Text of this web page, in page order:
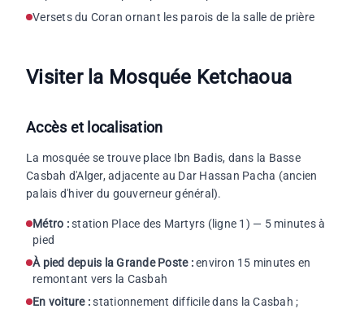
Versets du Coran ornant les parois de la salle de prière
Visiter la Mosquée Ketchaoua
Accès et localisation
La mosquée se trouve place Ibn Badis, dans la Basse
Casbah d'Alger, adjacente au Dar Hassan Pacha (ancien
palais d'hiver du gouverneur général).
Métro :station Place des Martyrs (ligne 1) — 5 minutes à
pied
À pied depuis la Grande Poste :environ 15 minutes en
remontant vers la Casbah
En voiture :stationnement difficile dans la Casbah ;